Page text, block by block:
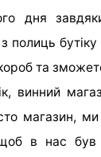
дня
та
винний
магазин,
в нас був